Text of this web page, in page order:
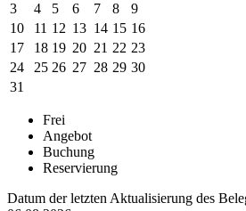
3
4 5 6 7 8
9
10
11 12 13 14 15 16
17
18 19 20 21 22 23
24
25 26 27 28 29 30
31
Frei
Angebot
Buchung
Reservierung
Datum der letzten Aktualisierung des